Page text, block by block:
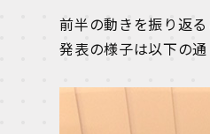
前半の動きを振り返
発表の様子は以下の通